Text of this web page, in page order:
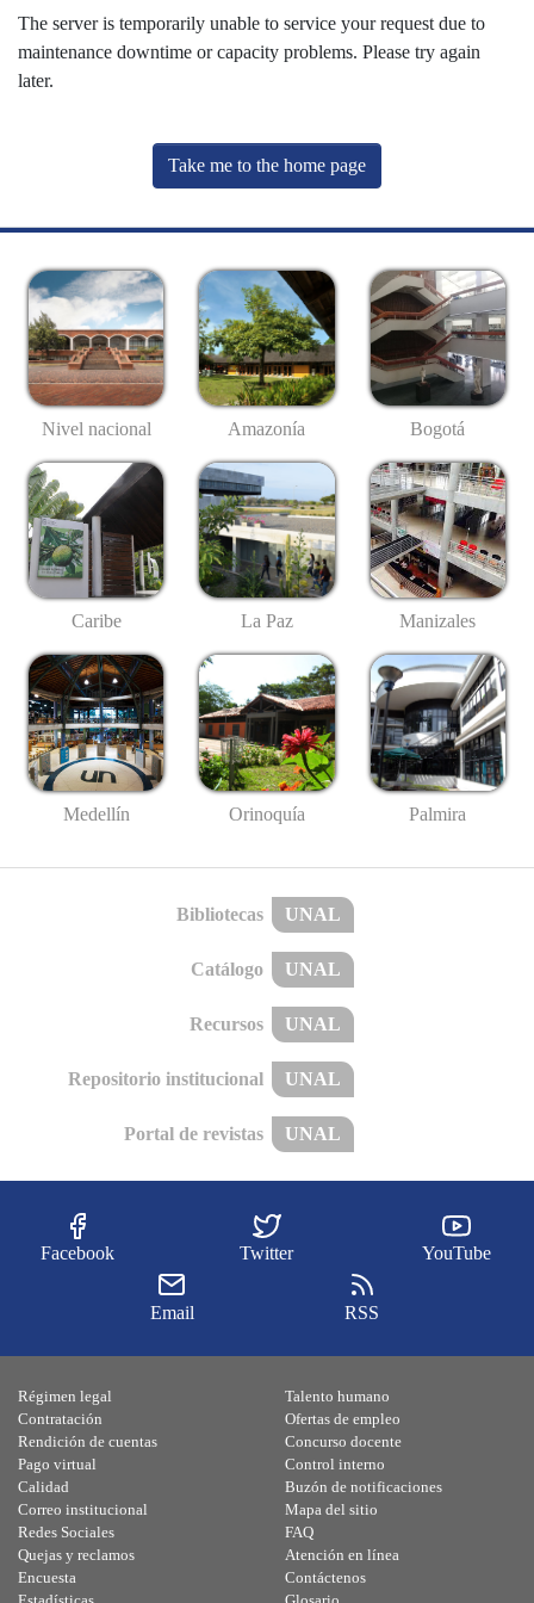
The server is temporarily unable to service your request due to
maintenance downtime or capacity problems. Please try again
later.
Take me to the home page
Nivel nacional Amazonía Bogotá
Caribe La Paz Manizales
Medellín Orinoquía Palmira
Bibliotecas UNAL
Catálogo UNAL
Recursos UNAL
Repositorio institucional UNAL
Portal de revistas UNAL
Facebook Twitter YouTube
Email RSS
Régimen legal
Contratación
Rendición de cuentas
Pago virtual
Calidad
Talento humano
Ofertas de empleo
Concurso docente
Control interno
Buzón de notificaciones
Correo institucional
Redes Sociales
Quejas y reclamos
Encuesta
Mapa del sitio
FAQ
Atención en línea
Contáctenos